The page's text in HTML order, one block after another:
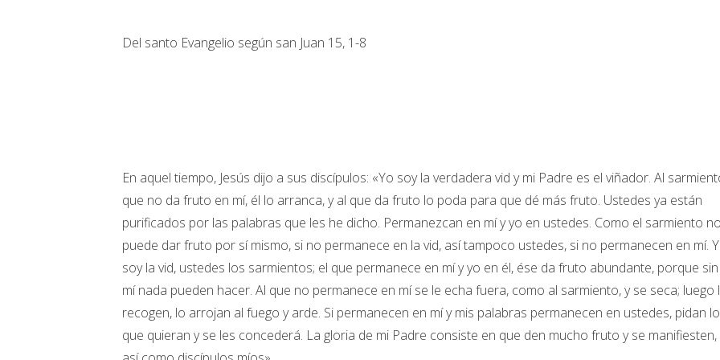
Del santo Evangelio según san Juan 15, 1-8
En aquel tiempo, Jesús dijo a sus discípulos: «Yo soy la verdadera vid y mi Padre es el viñador. Al
que no da fruto en mí, él lo arranca, y al que da fruto lo poda para que dé más fruto. Ustedes ya están
purificados por las palabras que les he dicho. Permanezcan en mí y yo en ustedes. Como el sarmiento no
puede dar fruto por sí mismo, si no permanece en la vid, así tampoco ustedes, si no permanecen en mí.
soy la vid, ustedes los sarmientos; el que permanece en mí y yo en él, ése da fruto abundante, porque sin
mí nada pueden hacer. Al que no permanece en mí se le echa fuera, como al sarmiento, y se seca; luego
recogen, lo arrojan al fuego y arde. Si permanecen en mí y mis palabras permanecen en ustedes, pidan lo
que quieran y se les concederá. La gloria de mi Padre consiste en que den mucho fruto y se manifiesten,